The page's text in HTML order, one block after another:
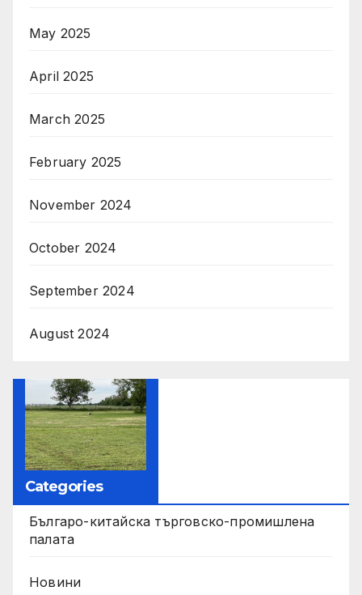
May 2025
April 2025
March 2025
February 2025
November 2024
October 2024
September 2024
August 2024
Categories
Българо-китайска търговско-промишлена
палата
Новини